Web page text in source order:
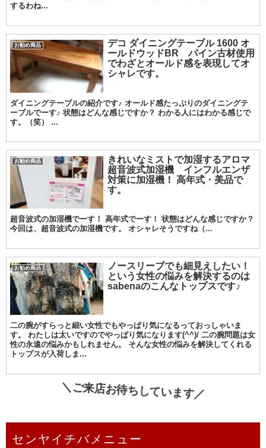
するわね...
お勧め商品
デコ ダイニングテーブル 1600 オ
ールドウッドBR パイン古材使用
でわざとオールド感を表現してオ
シャレです。
ダイニングテーブルの紹介です♪ オールド感たっぷりのダイニングテ
ーブルでーす♪ 状態はどんな感じですか？ わかる人にはわかる感じで
す。（笑） ...
お勧め商品
きれいなミストで加湿するアロマ
超音波式加湿機 インフルエンザ
対策に加湿機！ 高年式・美品で
す。
超音波式の加湿機でーす！ 高年式でーす！ 状態はどんな感じですか？
今回は、超音波式の加湿機です。 オシャレそうですね（...
お勧め商品
ノースリーブでも細見えしたい！
という女性の悩みを解決するのは
sabenaのこんなトップスです♪
二の腕がすらっと細い女性でもやっぱり気になるっておっしゃいま
す。 わたしは太いですのでやっぱり気になります(^^)/ 二の腕問題は女
性の永遠の悩みかもしれません。 そんな女性の悩みを解決してくれる
トップスが入荷しま...
＼ご来店お待ちしています／
センヤイチバメニュー